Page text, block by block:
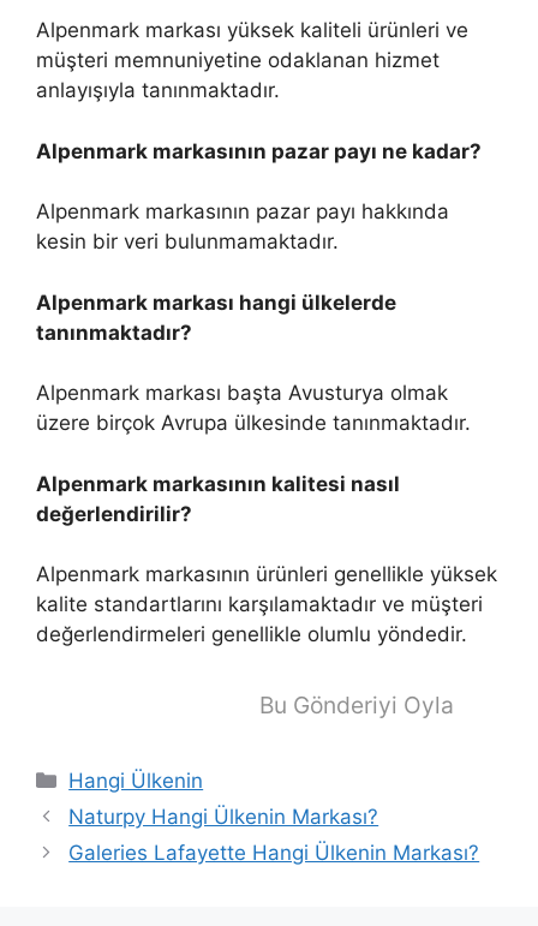
Alpenmark markası yüksek kaliteli ürünleri ve
müşteri memnuniyetine odaklanan hizmet
anlayışıyla tanınmaktadır.
Alpenmark markasının pazar payı ne kadar?
Alpenmark markasının pazar payı hakkında
kesin bir veri bulunmamaktadır.
Alpenmark markası hangi ülkelerde
tanınmaktadır?
Alpenmark markası başta Avusturya olmak
üzere birçok Avrupa ülkesinde tanınmaktadır.
Alpenmark markasının kalitesi nasıl
değerlendirilir?
Alpenmark markasının ürünleri genellikle yüksek
kalite standartlarını karşılamaktadır ve müşteri
değerlendirmeleri genellikle olumlu yöndedir.
Bu Gönderiyi Oyla
Kategoriler
Hangi Ülkenin
Naturpy Hangi Ülkenin Markası?
Galeries Lafayette Hangi Ülkenin Markası?